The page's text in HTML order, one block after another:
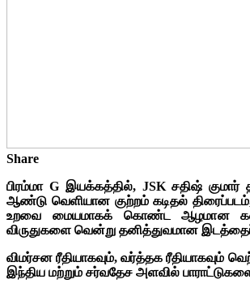
Share
பிரம்மா G இயக்கத்தில், JSK சதிஷ் குமார்
ஆண்டு வெளியான குற்றம் கடிதல்
உறவை மையமாகக் கொண்ட ஆழமான
விருதுகளை வென்று தனித்துவமான
விமர்சன ரீதியாகவும், வர்த்தக ரீதியாகவும்
இந்திய மற்றும் சர்வதேச அளவில்